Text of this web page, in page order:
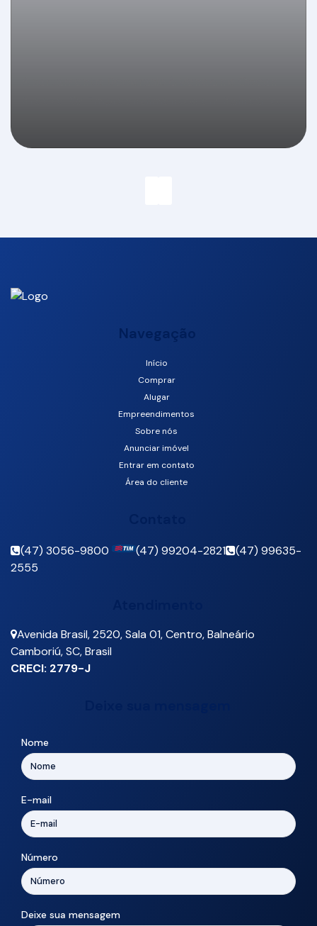
Navegação
Início
Comprar
Alugar
Empreendimentos
Sobre nós
Anunciar imóvel
Entrar em contato
Área do cliente
(47) 3056-9800 (47) 99204-2821
(47) 99635-
2555
Avenida Brasil,2520,Sala 01,Centro,Balneário
Camboriú,SC,Brasil
CRECI: 2779-J
Nome
E-mail
Número
Deixe sua mensagem